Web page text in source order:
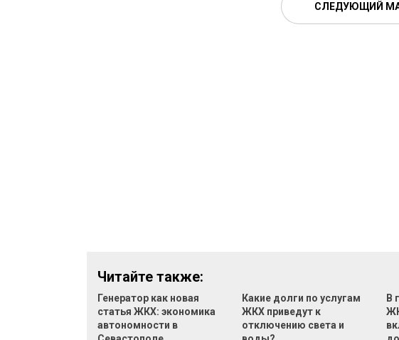
СЛЕДУЮЩИЙ
Читайте также:
Генератор как новая
статья ЖКХ: экономика
автономности в
Какие долги по услугам
ЖКХ приведут к
отключению света и
В